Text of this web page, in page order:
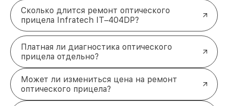
Сколько длится ремонт оптического
прицела Infratech IT–404DP?
Платная ли диагностика оптического
прицела отдельно?
Может ли измениться цена на ремонт
оптического прицела?